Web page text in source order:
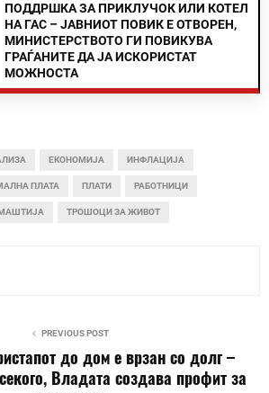
ПОДДРШКА ЗА ПРИКЛУЧОК ИЛИ КОТЕЛ
НА ГАС – ЈАВНИОТ ПОВИК Е ОТВОРЕН,
МИНИСТЕРСТВОТО ГИ ПОВИКУВА
ГРАЃАНИТЕ ДА ЈА ИСКОРИСТАТ
МОЖНОСТА
ЕКОНОМИЈА ИНФЛАЦИЈА
ПЛАТА ПЛАТИ РАБОТНИЦИ
ТРОШОЦИ ЗА ЖИВОТ
PREVIOUS POST
до дом е врзан со долг –
Владата создава профит за